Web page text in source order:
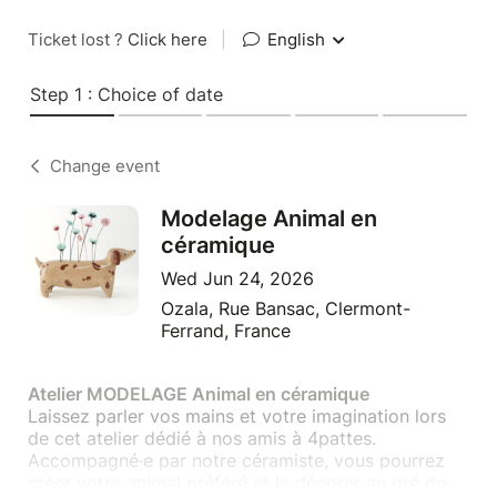
Ticket lost ? Click here English
Step 1 : Choice of date
Change event
Modelage Animal en
céramique
Wed Jun 24, 2026
Ozala, Rue Bansac, Clermont-
Ferrand, France
Atelier MODELAGE Animal en céramique
Laissez parler vos mains et votre imagination lors
de cet atelier dédié à nos amis à 4pattes.
Accompagné·e par notre céramiste, vous pourrez